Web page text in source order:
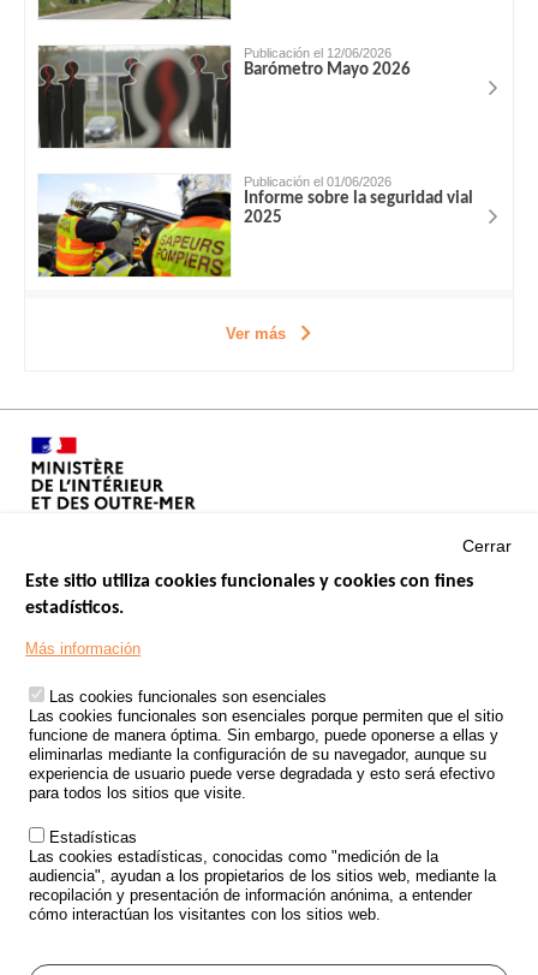
Publicación el 12/06/2026
Barómetro Mayo 2026
Publicación el 01/06/2026
Informe sobre la seguridad vial
2025
Ver más
Footer
TRATAMIENTO DE DATOS PERSONALES PROCEDENTES DE
ACCIDENTES DE TRÁFICO
ESTUDIOS
CONVOCATORIA DE PROYECTOS DE ESTUDIOS
POLÍTICA DE SEGURIDAD VIAL
Outils
EVENTOS
GLOSARIO
Cerrar
Este sitio utiliza cookies funcionales y cookies con fines
estadísticos.
Más información
Las cookies funcionales son esenciales
Las cookies funcionales son esenciales porque permiten que el sitio
funcione de manera óptima. Sin embargo, puede oponerse a ellas y
eliminarlas mediante la configuración de su navegador, aunque su
experiencia de usuario puede verse degradada y esto será efectivo
para todos los sitios que visite.
Estadísticas
Las cookies estadísticas, conocidas como "medición de la
audiencia", ayudan a los propietarios de los sitios web, mediante la
recopilación y presentación de información anónima, a entender
cómo interactúan los visitantes con los sitios web.